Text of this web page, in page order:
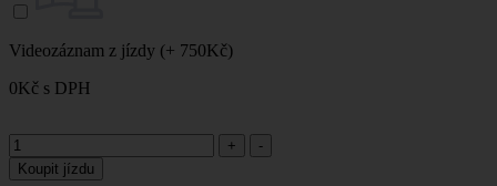
Videozáznam z jízdy (+ 750Kč)
0Kč s DPH
Koupit jízdu